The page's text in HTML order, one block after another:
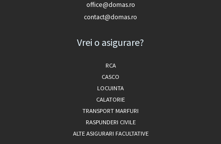
office@domas.ro
contact@domas.ro
Vrei o asigurare?
RCA
CASCO
LOCUINTA
CALATORIE
TRANSPORT MARFURI
RASPUNDERI CIVILE
ALTE ASIGURARI FACULTATIVE